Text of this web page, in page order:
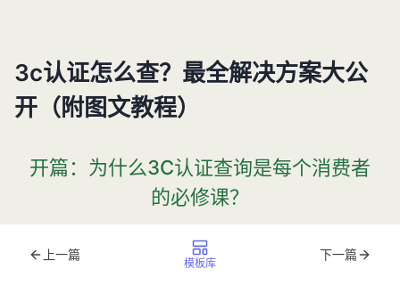
3c认证怎么查？最全解决方案大公
开（附图文教程）
开篇：为什么3C认证查询是每个消费者
的必修课？
国家认监委 2025 年数据显示，仅充电宝品类就有超 8700
张 3C 证书被暂停，暴露出市场认证乱象。现实中，已有消
上一篇
模板库
下一篇